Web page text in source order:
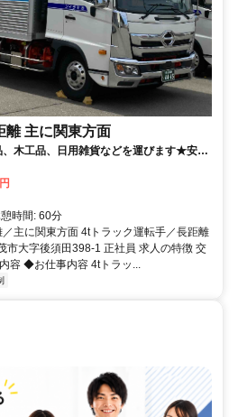
離 主に関東方面
木工品、日用雑貨などを運びます★安
時間: 60分
主に関東方面 4tトラック運転手／長距離
市大字後須田398-1 正社員 求人の特徴 交
容 ◆お仕事内容 4tトラッ...